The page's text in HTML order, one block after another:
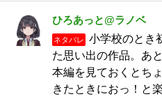
ひろあっと@ラノベ
ネタバレ
小学校のとき
た思い出の作品。あ
本編を見ておくとち
きたときにおっ！と